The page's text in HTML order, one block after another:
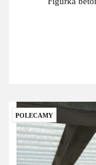
POLECAMY